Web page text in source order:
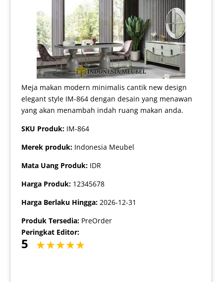
Meja makan modern minimalis cantik new design
elegant style IM-864 dengan desain yang menawan
yang akan menambah indah ruang makan anda.
SKU Produk: IM-864
Merek produk: Indonesia Meubel
Mata Uang Produk: IDR
Harga Produk: 12345678
Harga Berlaku Hingga: 2026-12-31
Produk Tersedia: PreOrder
Peringkat Editor:
5